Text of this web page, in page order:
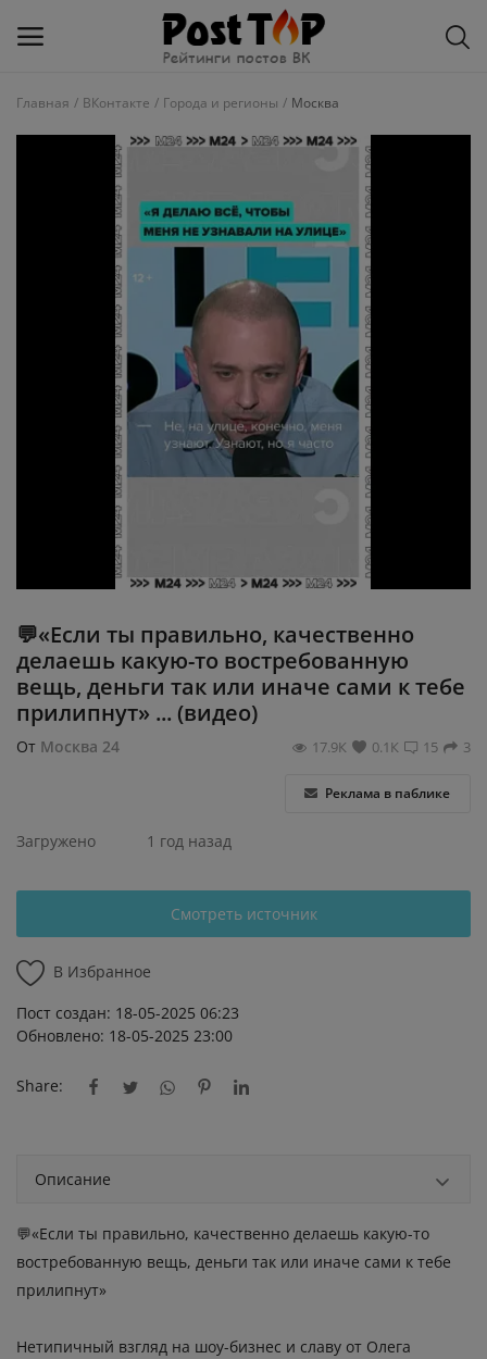
Статьи, обзоры
Главная ВКонтакте Города и регионы Москва
💬«Если ты правильно, качественно
делаешь какую-то востребованную
вещь, деньги так или иначе сами к тебе
прилипнут» ... (видео)
От Москва 24 3
15
0.1К
17.9К
Реклама в паблике
Загружено 1 год назад
Смотреть источник
В Избранное
Пост создан: 18-05-2025 06:23
Обновлено: 18-05-2025 23:00
Share:
Описание
💬«Если ты правильно, качественно делаешь какую-то
востребованную вещь, деньги так или иначе сами к тебе
прилипнут»
Нетипичный взгляд на шоу-бизнес и славу от Олега